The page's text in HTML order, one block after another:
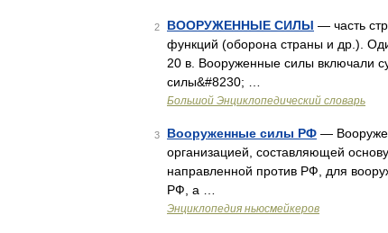
2 ВООРУЖЕННЫЕ СИЛЫ — часть
функций (оборона страны и др.).
20 в. Вооруженные силы включали
силы&#8230; …
Большой Энциклопедический словарь
3 Вооруженные силы РФ —
организацией, составляющей
направленной против РФ, для
РФ, а …
Энциклопедия ньюсмейкеров